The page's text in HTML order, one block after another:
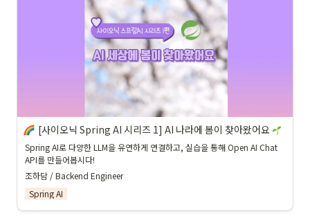
[사이오닉 Spring AI 시리즈 1] AI 나라에 봄이 찾아왔어요
Spring AI로 다양한 LLM을 유연하게 연결하고, 실습을 통해 Open AI Chat
API를 만들어봅시다!
조하담 / Backend Engineer
Spring AI